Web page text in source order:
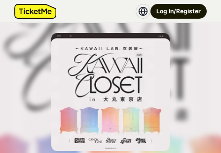
Log In/Register